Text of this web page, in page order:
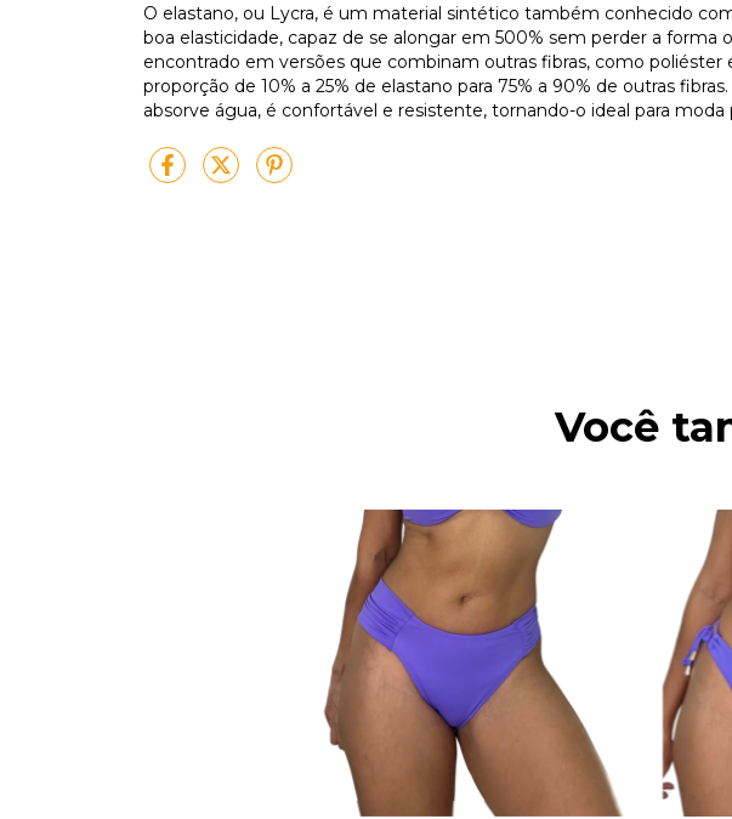
O elastano, ou Lycra, é um material sintético também conhecido
boa elasticidade, capaz de se alongar em 500% sem perder a forma
encontrado em versões que combinam outras fibras, como poliéster
proporção de 10% a 25% de elastano para 75% a 90% de outras
absorve água, é confortável e resistente, tornando-o ideal para moda
Você